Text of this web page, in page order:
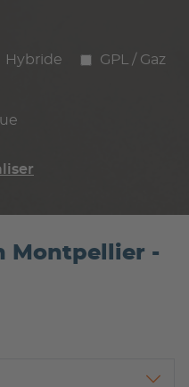
Hybride GPL / Gaz
Montpellier -